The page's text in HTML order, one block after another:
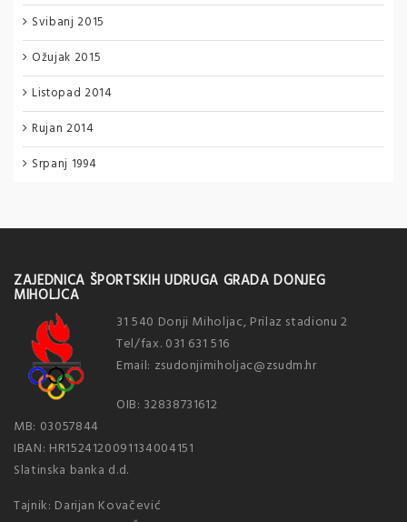
Svibanj 2015
Ožujak 2015
Listopad 2014
Rujan 2014
Srpanj 1994
ZAJEDNICA ŠPORTSKIH UDRUGA GRADA DONJEG
MIHOLJCA
31 540 Donji Miholjac, Prilaz stadionu 2
Tel/fax. 031 631 516
Email: zsudonjimiholjac@zsudm.hr
OIB: 32838731612
MB: 03057844
IBAN: HR1524120091134004151
Slatinska banka d.d.
Tajnik: Darijan Kovačević